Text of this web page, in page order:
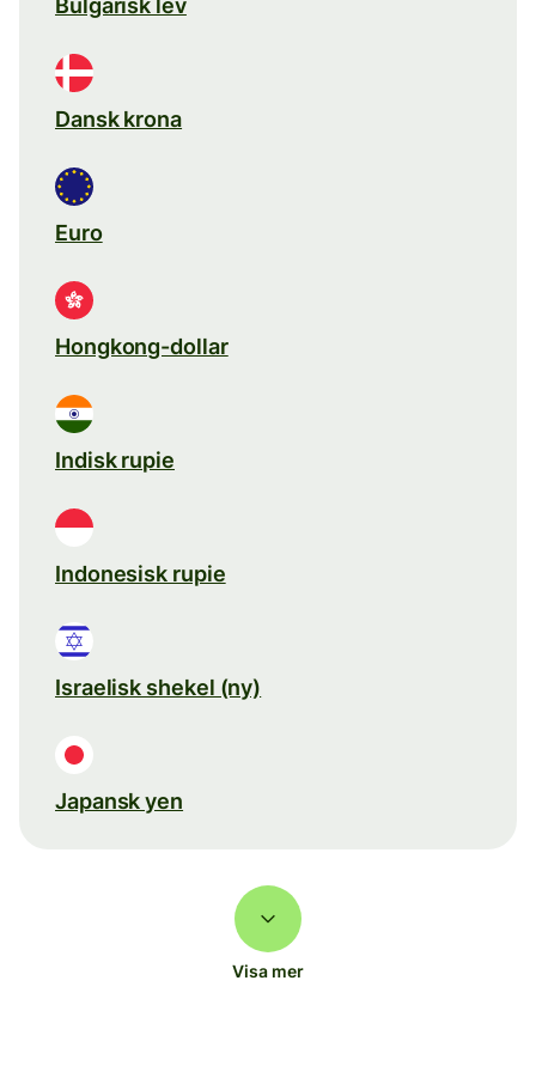
Bulgarisk lev
Dansk krona
Euro
Hongkong-dollar
Indisk rupie
Indonesisk rupie
Israelisk shekel (ny)
Japansk yen
Visa mer